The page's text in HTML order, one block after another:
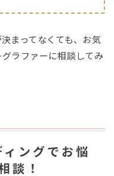
まってなくても、お気
ラファーに相談してみ
ングでお悩
談！